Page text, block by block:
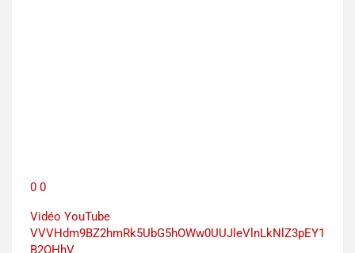
0 0
Vidéo YouTube
VVVHdm9BZ2hmRk5UbG5hOWw0UUJleVlnLkNlZ3pEY1
B2OHhV